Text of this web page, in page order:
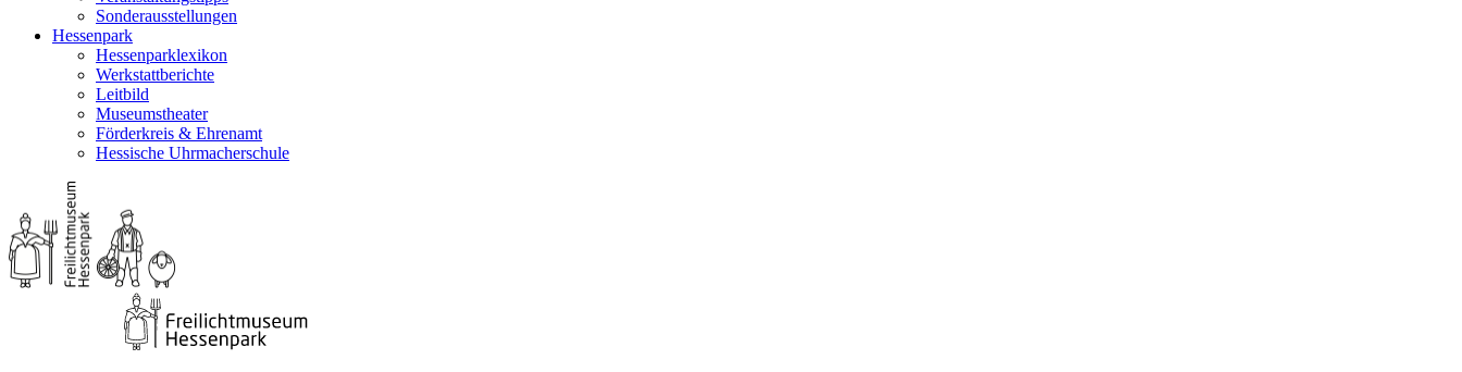
Sonderausstellungen
Hessenpark
Hessenparklexikon
Werkstattberichte
Leitbild
Museumstheater
Förderkreis & Ehrenamt
Hessische Uhrmacherschule